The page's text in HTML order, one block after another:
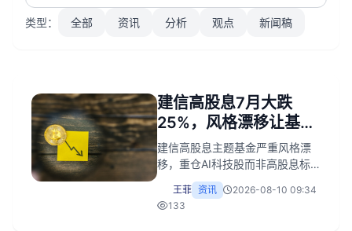
类型： 全部 资讯 分析 观点 新闻稿
建信高股息7月大跌
25%，风格漂移让基民
破防了
建信高股息主题基金严重风格漂
移，重仓AI科技股而非高股息标
的，虽近年收益亮眼但7月净值回
撤超25%。监管已将风格漂移列
为整治重点，新规及司法维权首
王菲 资讯
2026-08-10 09:34
133